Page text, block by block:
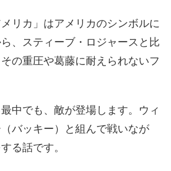
メリカ」はアメリカのシンボルに
、スティーブ・ロジャースと比
の重圧や葛藤に耐えられないフ
中でも、敵が登場します。ウィ
バッキー）と組んで戦いなが
る話です。